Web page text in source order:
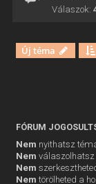
Válaszok:
Új téma
FÓRUM
Nem nyithatsz
Nem válaszolhatsz
Nem
Nem törölheted a